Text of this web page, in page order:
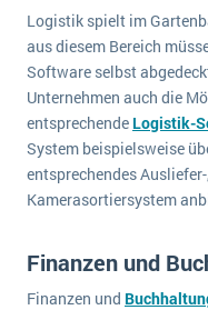
Logistik spielt im
aus diesem Bereich
Software selbst
Unternehmen auch die
entsprechende Logistik-
System beispielsweise
entsprechendes
Kamerasortiersystem
Finanzen und
Finanzen und